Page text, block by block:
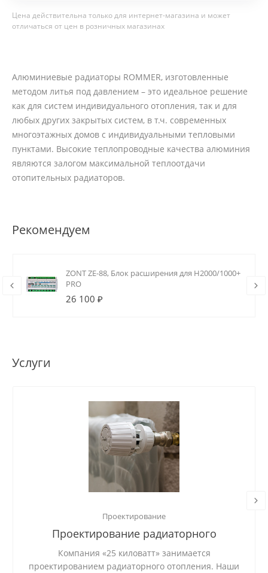
Цена действительна только для интернет-магазина и может
отличаться от цен в розничных магазинах
Алюминиевые радиаторы ROMMER, изготовленные
методом литья под давлением – это идеальное решение
как для систем индивидуального отопления, так и для
любых других закрытых систем, в т.ч. современных
многоэтажных домов с индивидуальными тепловыми
пунктами. Высокие теплопроводные качества алюминия
являются залогом максимальной теплоотдачи
отопительных радиаторов.
Рекомендуем
ZONT ZE-88, Блок расширения для H2000/1000+
PRO
26 100 ₽
Услуги
Проектирование
Проектирование радиаторного
отопления
Компания «25 киловатт» занимается
проектированием радиаторного отопления. Наши